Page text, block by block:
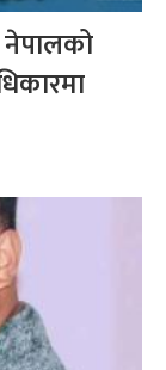
नेपालको